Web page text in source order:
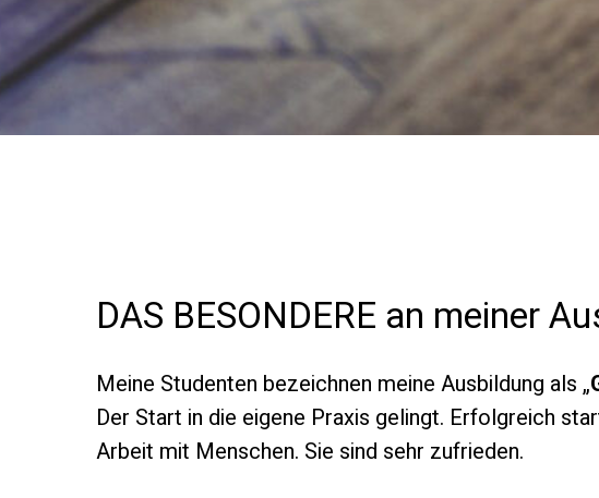
DAS BESONDERE an meiner
Meine Studenten bezeichnen meine Ausbildung als „
Der Start in die eigene Praxis gelingt. Erfolgreich
Arbeit mit Menschen. Sie sind sehr zufrieden.